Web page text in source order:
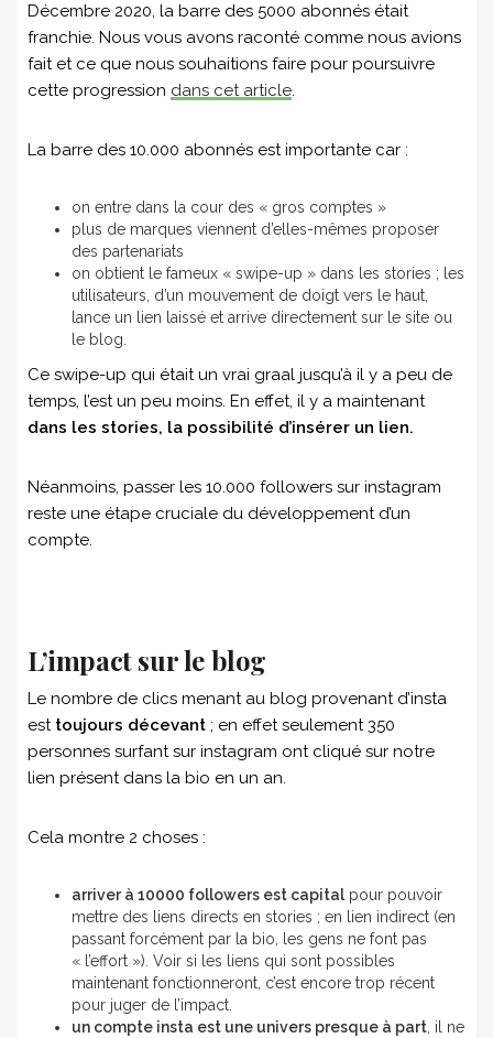
Décembre 2020, la barre des 5000 abonnés était
franchie. Nous vous avons raconté comme nous avions
fait et ce que nous souhaitions faire pour poursuivre
cette progression dans cet article.
La barre des 10.000 abonnés est importante car :
on entre dans la cour des « gros comptes »
plus de marques viennent d’elles-mêmes proposer
des partenariats
on obtient le fameux « swipe-up » dans les stories ; les
utilisateurs, d’un mouvement de doigt vers le haut,
lance un lien laissé et arrive directement sur le site ou
le blog.
Ce swipe-up qui était un vrai graal jusqu’à il y a peu de
temps, l’est un peu moins. En effet, il y a maintenant
dans les stories, la possibilité d’insérer un lien.
Néanmoins, passer les 10.000 followers sur instagram
reste une étape cruciale du développement d’un
compte.
L’impact sur le blog
Le nombre de clics menant au blog provenant d’insta
est toujours décevant ; en effet seulement 350
personnes surfant sur instagram ont cliqué sur notre
lien présent dans la bio en un an.
Cela montre 2 choses :
arriver à 10000 followers est capital pour pouvoir
mettre des liens directs en stories ; en lien indirect (en
passant forcément par la bio, les gens ne font pas
« l’effort »). Voir si les liens qui sont possibles
maintenant fonctionneront, c’est encore trop récent
pour juger de l’impact.
un compte insta est une univers presque à part , il ne